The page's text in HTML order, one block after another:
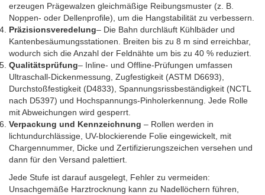
erzeugen Prägewalzen gleichmäßige Reibungsmuster (z. B.
Noppen- oder Dellenprofile), um die Hangstabilität zu verbessern.
Präzisionsveredelung– Die Bahn durchläuft Kühlbäder und
Kantenbesäumungsstationen. Breiten bis zu 8 m sind erreichbar,
wodurch sich die Anzahl der Feldnähte um bis zu 40 % reduziert.
Qualitätsprüfung– Inline- und Offline-Prüfungen umfassen
Ultraschall-Dickenmessung, Zugfestigkeit (ASTM D6693),
Durchstoßfestigkeit (D4833), Spannungsrissbeständigkeit (NCTL
nach D5397) und Hochspannungs-Pinholerkennung. Jede Rolle
mit Abweichungen wird gesperrt.
Verpackung und Kennzeichnung – Rollen werden in
lichtundurchlässige, UV-blockierende Folie eingewickelt, mit
Chargennummer, Dicke und Zertifizierungszeichen versehen und
dann für den Versand palettiert.
Jede Stufe ist darauf ausgelegt, Fehler zu vermeiden:
Unsachgemäße Harztrocknung kann zu Nadellöchern führen,